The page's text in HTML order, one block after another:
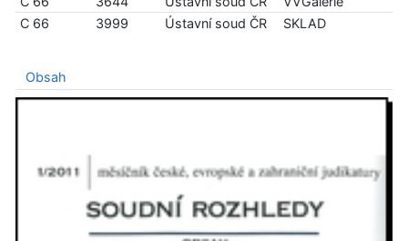
C 66
3999 Ústavní soud ČR SKLAD
Obsah